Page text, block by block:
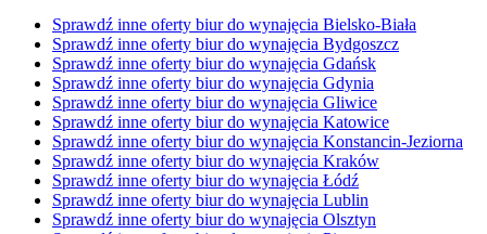
Sprawdź inne oferty biur do wynajęcia Bielsko-Biała
Sprawdź inne oferty biur do wynajęcia Bydgoszcz
Sprawdź inne oferty biur do wynajęcia Gdańsk
Sprawdź inne oferty biur do wynajęcia Gdynia
Sprawdź inne oferty biur do wynajęcia Gliwice
Sprawdź inne oferty biur do wynajęcia Katowice
Sprawdź inne oferty biur do wynajęcia Konstancin-Jeziorna
Sprawdź inne oferty biur do wynajęcia Kraków
Sprawdź inne oferty biur do wynajęcia Łódź
Sprawdź inne oferty biur do wynajęcia Lublin
Sprawdź inne oferty biur do wynajęcia Olsztyn